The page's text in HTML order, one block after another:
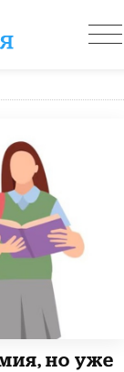
но уже